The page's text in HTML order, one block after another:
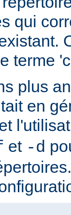
qui
terme
plus
en
et -d